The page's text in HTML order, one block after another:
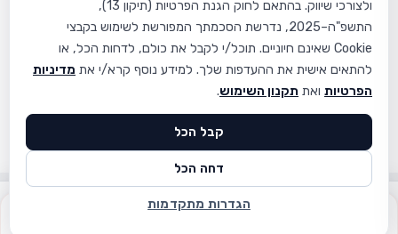
ולצורכי שיווק. בהתאם לחוק הגנת הפרטיות (תיקון 13),
התשפ"ה–2025, נדרשת הסכמתך המפורשת לשימוש בקבצי
Cookie שאינם חיוניים. תוכל/י לקבל את כולם, לדחות הכל, או
להתאים אישית את ההעדפות שלך. למידע נוסף קרא/י את מדיניות
הפרטיות ואת תקנון השימוש.
קבל הכל
דחה הכל
הגדרות מתקדמות
תנאי שימוש
מדיניות פרטיות
צור קשר
שאלות נפוצות
תנאי שימושפרטיותנגישות